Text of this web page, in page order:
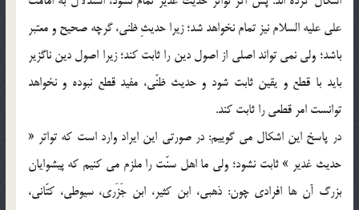
علي عليه السلام نيز تمام نخواهد شد؛ زيرا حديثِ ظني، گرچه صحيح و معتبر
باشد؛ ولي نمي تواند اصلي از اصول دين را ثابت كند؛ زيرا اصول دين ناگزير
بايد با قطع و يقين ثابت شود و حديث ظنّي، مفيد قطع نبوده و نخواهد
توانست امر قطعي را ثابت كند.
در پاسخ اين اشكال مي گوييم: در صورتي اين ايراد وارد است كه تواتر «
حديث غدير » ثابت نشود؛ ولي ما اهل سنّت را ملزم مي كنيم كه پيشوايان
بزرگ آن ها افرادي چون: ذهبي، ابن كثير، ابن جَزَري، سيوطي، كتّاني،